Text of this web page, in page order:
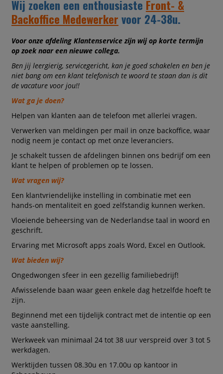
Wij zoeken een enthousiaste Front- &
Backoffice Medewerker voor 24-38u.
Voor onze afdeling Klantenservice zijn wij op korte termijn
op zoek naar een nieuwe collega.
Ben jij leergierig, servicegericht, kan je goed schakelen en ben je
niet bang om een klant telefonisch te woord te staan dan is dit
de vacature voor jou!!
Wat ga je doen?
Helpen van klanten aan de telefoon met allerlei vragen.
Verwerken van meldingen per mail in onze backoffice, waar
nodig neem je contact op met onze leveranciers.
Je schakelt tussen de afdelingen binnen ons bedrijf om een
klant te helpen of problemen op te lossen.
Wat vragen wij?
Een klantvriendelijke instelling in combinatie met een
hands-on mentaliteit en goed zelfstandig kunnen werken.
Vloeiende beheersing van de Nederlandse taal in woord en
geschrift.
Ervaring met Microsoft apps zoals Word, Excel en Outlook.
Wat bieden wij?
Ongedwongen sfeer in een gezellig familiebedrijf!
Afwisselende baan waar geen enkele dag hetzelfde hoeft te
zijn.
Beginnend met een tijdelijk contract met de intentie op een
vaste aanstelling.
Werkweek van minimaal 24 tot 38 uur verspreid over 3 tot 5
werkdagen.
Werktijden tussen 08.30u en 17.00u op kantoor in